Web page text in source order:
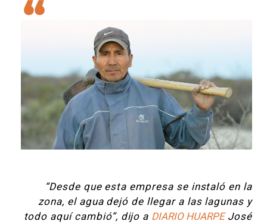
“Desde que esta empresa se instaló en la
zona, el agua dejó de llegar a las lagunas y
todo aquí cambió”, dijo a DIARIO HUARPEJosé